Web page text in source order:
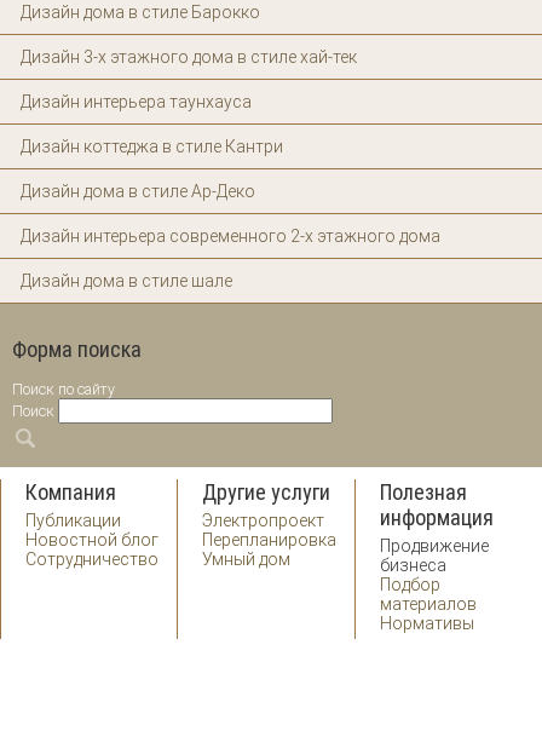
Дизайн дома в стиле Барокко
Дизайн 3-х этажного дома в стиле хай-тек
Дизайн интерьера таунхауса
Дизайн коттеджа в стиле Кантри
Дизайн дома в стиле Ар-Деко
Дизайн интерьера современного 2-х этажного дома
Дизайн дома в стиле шале
Форма поиска
Поиск по сайту
Поиск
Компания
Публикации
Новостной блог
Сотрудничество
Другие услуги
Электропроект
Перепланировка
Умный дом
Полезная
информация
Продвижение
бизнеса
Подбор
материалов
Нормативы